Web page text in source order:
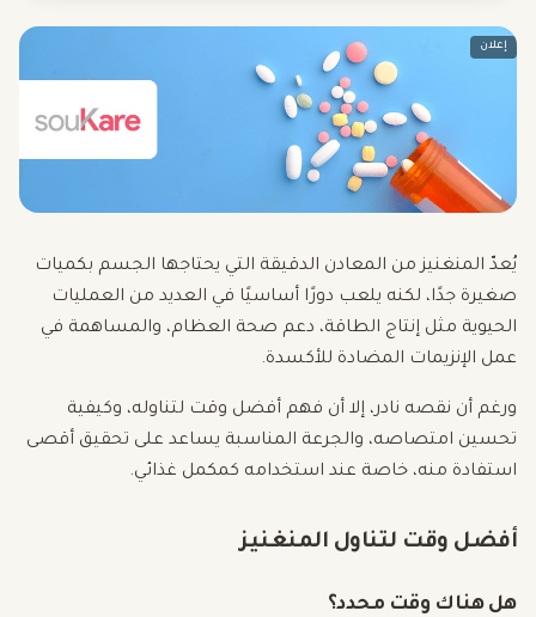
إعلان
يُعدّ المنغنيز من المعادن الدقيقة التي يحتاجها الجسم بكميات
صغيرة جدًا، لكنه يلعب دورًا أساسيًا في العديد من العمليات
الحيوية مثل إنتاج الطاقة، دعم صحة العظام، والمساهمة في
عمل الإنزيمات المضادة للأكسدة.
ورغم أن نقصه نادر، إلا أن فهم أفضل وقت لتناوله، وكيفية
تحسين امتصاصه، والجرعة المناسبة يساعد على تحقيق أقصى
استفادة منه، خاصة عند استخدامه كمكمل غذائي.
أفضل وقت لتناول المنغنيز
هل هناك وقت محدد؟